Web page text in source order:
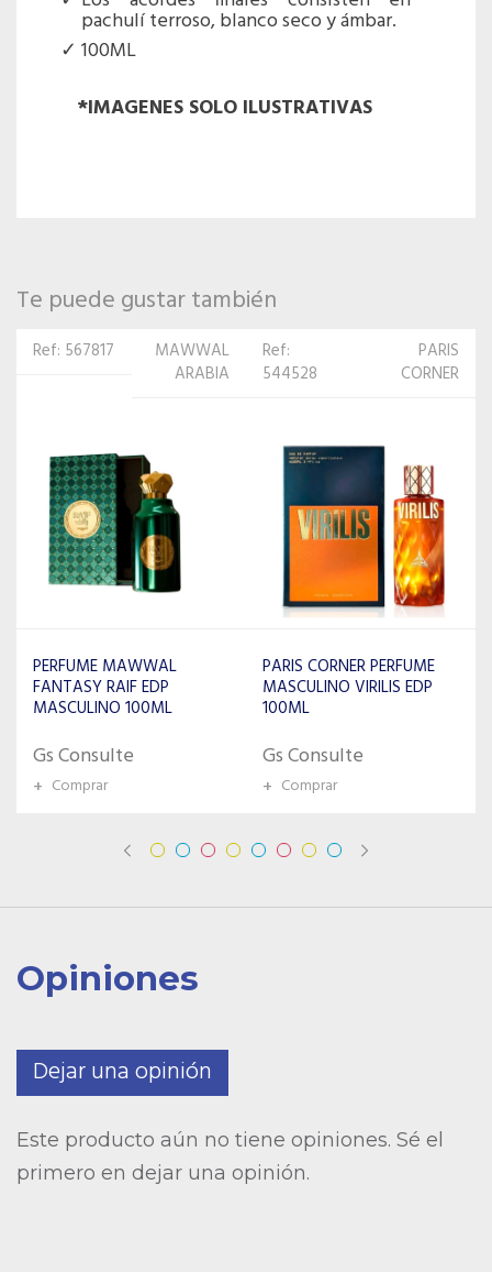
pachulí terroso, blanco seco y ámbar.
100ML
*IMAGENES SOLO ILUSTRATIVAS
Te puede gustar también
Ref:
PARIS
CORNER
PARIS CORNER PERFUME
MASCULINO VIRILIS EDP
100ML
Gs Consulte
+ Comprar
Ref:
526722
CARLOTTA
CARLOTTA PERFUME
MASCULINO PIRATE 100ML
83570
Gs Consulte
+ Comprar
Opiniones
Dejar una opinión
Este producto aún no tiene opiniones. Sé el
primero en dejar una opinión.